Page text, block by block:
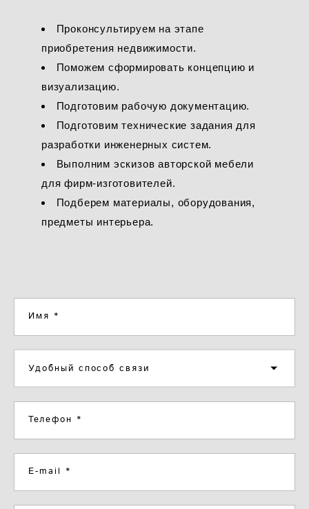
Проконсультируем на этапе
приобретения недвижимости.
Поможем сформировать концепцию и
визуализацию.
Подготовим рабочую документацию.
Подготовим технические задания для
разработки инженерных систем.
Выполним эскизов авторской мебели
для фирм-изготовителей.
Подберем материалы, оборудования,
предметы интерьера.
Имя *
Удобный способ связи
Телефон *
E-mail *